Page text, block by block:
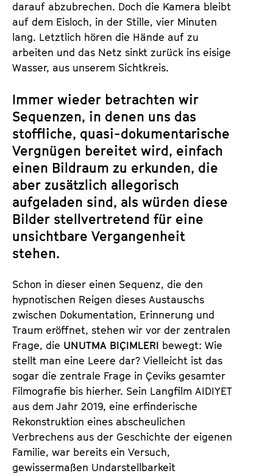
darauf abzubrechen. Doch die Kamera bleibt
auf dem Eisloch, in der Stille, vier Minuten
lang. Letztlich hören die Hände auf zu
arbeiten und das Netz sinkt zurück ins eisige
Wasser, aus unserem Sichtkreis.
Immer wieder betrachten wir
Sequenzen, in denen uns das
stoffliche, quasi-dokumentarische
Vergnügen bereitet wird, einfach
einen Bildraum zu erkunden, die
aber zusätzlich allegorisch
aufgeladen sind, als würden diese
Bilder stellvertretend für eine
unsichtbare Vergangenheit
stehen.
Schon in dieser einen Sequenz, die den
hypnotischen Reigen dieses Austauschs
zwischen Dokumentation, Erinnerung und
Traum eröffnet, stehen wir vor der zentralen
Frage, die UNUTMA BIÇIMLERI bewegt: Wie
stellt man eine Leere dar? Vielleicht ist das
sogar die zentrale Frage in Çeviks gesamter
Filmografie bis hierher. Sein Langfilm AIDIYET
aus dem Jahr 2019, eine erfinderische
Rekonstruktion eines abscheulichen
Verbrechens aus der Geschichte der eigenen
Familie, war bereits ein Versuch,
gewissermaßen Undarstellbarkeit